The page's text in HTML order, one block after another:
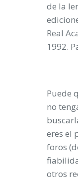
de la
Real
1992.
Puede
no
eres el
foros
otros